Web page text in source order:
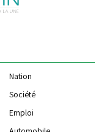
Nation
Société
Emploi